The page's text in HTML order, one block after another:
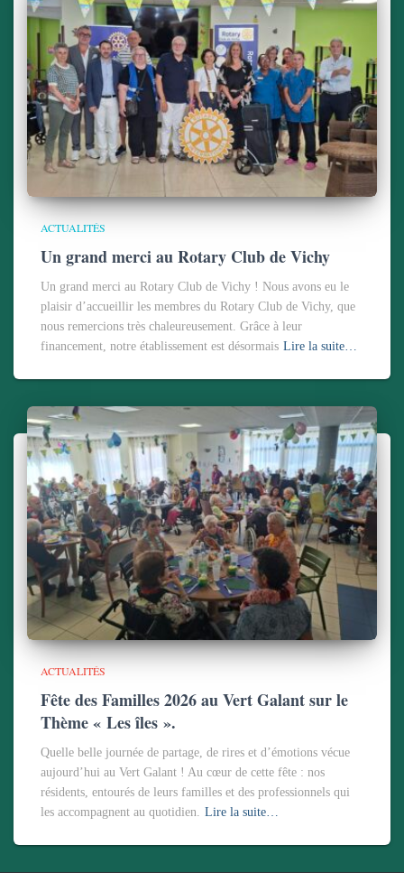
ACTUALITÉS
Un grand merci au Rotary Club de Vichy
Un grand merci au Rotary Club de Vichy ! Nous avons eu le
plaisir d’accueillir les membres du Rotary Club de Vichy, que
nous remercions très chaleureusement. Grâce à leur
financement, notre établissement est désormais Lire la suite…
ACTUALITÉS
Fête des Familles 2026 au Vert Galant sur le
Thème « Les îles ».
Quelle belle journée de partage, de rires et d’émotions vécue
aujourd’hui au Vert Galant ! Au cœur de cette fête : nos
résidents, entourés de leurs familles et des professionnels qui
les accompagnent au quotidien. Lire la suite…